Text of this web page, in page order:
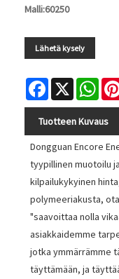
Malli:60250
Lähetä kysely
Facebook
X
Tuotteen Kuvaus
Dongguan Encore
tyypillinen muotoilu
kilpailukykyinen
polymeeriakusta,
"saavoittaa nolla
asiakkaidemme
jotka ymmärrämme
täyttämään, ja